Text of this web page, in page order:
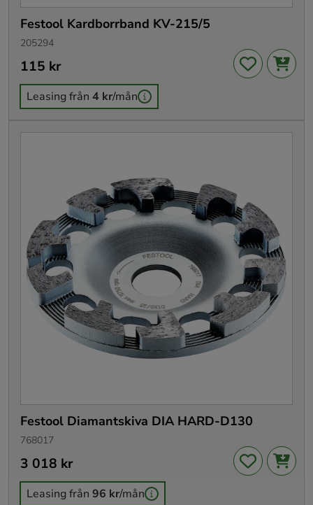
Festool Kardborrband KV-215/5
205294
Pris: 115 kr
115 kr
Leasing från 4 kr/mån
Festool Diamantskiva DIA HARD-D130
768017
Pris:3 018 kr
3 018 kr
Leasing från 96 kr/mån